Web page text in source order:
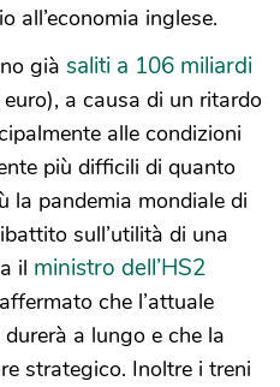
all’economia inglese.
già saliti a 106 miliardi
a causa di un ritardo
alle condizioni
più difficili di quanto
la pandemia mondiale di
sull’utilità di una
il ministro dell’HS2
che l’attuale
a lungo e che la
strategico. Inoltre i treni